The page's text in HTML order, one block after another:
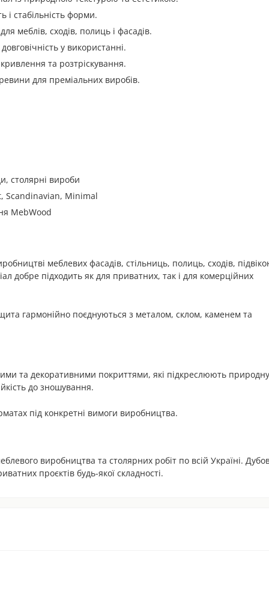
стабільність форми.
меблів, сходів, полиць і фасадів.
у використанні.
та розтріскування.
для преміальних виробів.
столярні вироби
Scandinavian, Minimal
MebWood
меблевих фасадів, стільниць, полиць, сходів,
добре підходить як для приватних, так і для комерційних
гармонійно поєднуються з металом, склом, каменем та
та декоративними покриттями, які підкреслюють природну
до зношування.
під конкретні вимоги виробництва.
виробництва та столярних робіт по всій Україні.
проєктів будь-якої складності.